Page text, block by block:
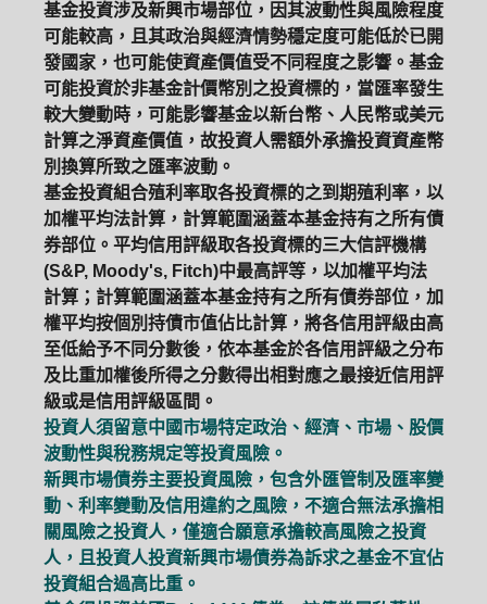
基金投資涉及新興市場部位，因其波動性與風險程度
可能較高，且其政治與經濟情勢穩定度可能低於已開
發國家，也可能使資產價值受不同程度之影響。基金
可能投資於非基金計價幣別之投資標的，當匯率發生
較大變動時，可能影響基金以新台幣、人民幣或美元
計算之淨資產價值，故投資人需額外承擔投資資產幣
別換算所致之匯率波動。
基金投資組合殖利率取各投資標的之到期殖利率，以
加權平均法計算，計算範圍涵蓋本基金持有之所有債
券部位。平均信用評級取各投資標的三大信評機構
(S&P, Moody's, Fitch)中最高評等，以加權平均法
計算；計算範圍涵蓋本基金持有之所有債券部位，加
權平均按個別持債市值佔比計算，將各信用評級由高
至低給予不同分數後，依本基金於各信用評級之分布
及比重加權後所得之分數得出相對應之最接近信用評
級或是信用評級區間。
投資人須留意中國市場特定政治、經濟、市場、股價
波動性與稅務規定等投資風險。
新興市場債券主要投資風險，包含外匯管制及匯率變
動、利率變動及信用違約之風險，不適合無法承擔相
關風險之投資人，僅適合願意承擔較高風險之投資
人，且投資人投資新興市場債券為訴求之基金不宜佔
投資組合過高比重。